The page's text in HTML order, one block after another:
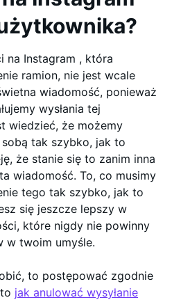
na Instagram , która
ramion, nie jest wcale
wiadomość, ponieważ
wysłania tej
wiedzieć, że możemy
tak szybko, jak to
że stanie się to zanim inna
wiadomość. To, co musimy
tego tak szybko, jak to
się jeszcze lepszy w
które nigdy nie powinny
w twoim umyśle.
to postępować zgodnie
jak anulować wysyłanie